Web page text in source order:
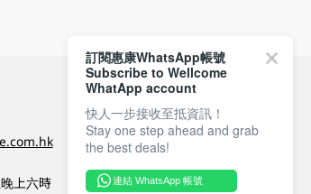
上六時
付款方式
關注我們
訂閱惠康WhatsApp帳號
Subscribe to Wellcome
WhatApp account
快人一步接收至抵資訊！
Stay one step ahead and grab
the best deals!
連結 WhatsApp 帳號